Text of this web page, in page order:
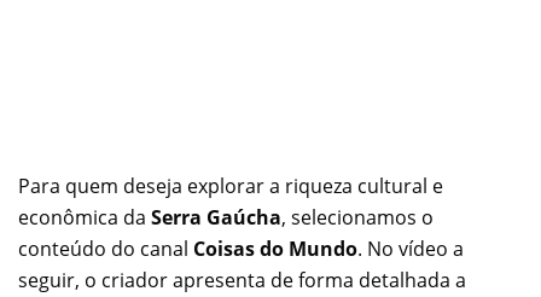
Para quem deseja explorar a riqueza cultural e
econômica da Serra Gaúcha, selecionamos o
conteúdo do canal Coisas do Mundo. No vídeo a
seguir, o criador apresenta de forma detalhada a